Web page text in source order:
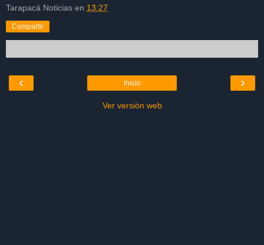
Tarapacá Noticias en 13:27
Compartir
‹ ›
Inicio
Ver versión web